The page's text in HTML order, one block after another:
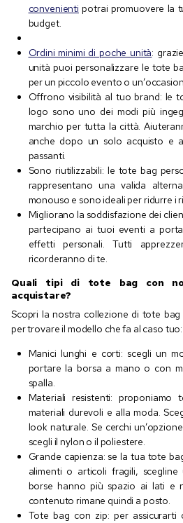
convenienti potrai promuovere la
budget.
Ordini minimi di poche unità:
unità puoi personalizzare le tote
per un piccolo evento o
Offrono visibilità al tuo brand: le
logo sono uno dei modi più
marchio per tutta la città.
anche dopo un solo acquisto e
passanti.
Sono riutilizzabili: le tote bag
rappresentano una valida
monouso e sono ideali per ridurre i
Migliorano la soddisfazione dei
partecipano ai tuoi eventi a
effetti personali. Tutti
ricorderanno di te.
Quali tipi di tote bag con
acquistare?
Scopri la nostra collezione di tote
per trovare il modello che fa al caso tuo:
Manici lunghi e corti: scegli un
portare la borsa a mano o con
spalla.
Materiali resistenti: proponiamo
materiali durevoli e alla moda.
look naturale. Se cerchi
scegli il nylon o il poliestere.
Grande capienza: se la tua tote
alimenti o articoli fragili,
borse hanno più spazio ai lati e
contenuto rimane quindi a posto.
Tote bag con zip: per